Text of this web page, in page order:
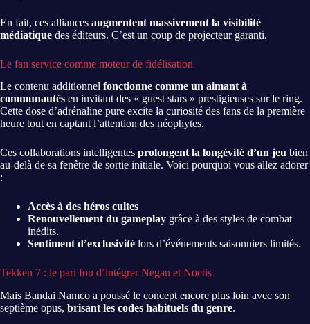
En fait, ces alliances augmentent massivement la visibilité
médiatique des éditeurs. C’est un coup de projecteur garanti.
Le fan service comme moteur de fidélisation
Le contenu additionnel fonctionne comme un aimant à
communautés en invitant des « guest stars » prestigieuses sur le ring.
Cette dose d’adrénaline pure excite la curiosité des fans de la première
heure tout en captant l’attention des néophytes.
Ces collaborations intelligentes prolongent la longévité d’un jeu bien
au-delà de sa fenêtre de sortie initiale. Voici pourquoi vous allez adorer
:
Accès à des héros cultes
Renouvellement du gameplay grâce à des styles de combat
inédits.
Sentiment d’exclusivité lors d’événements saisonniers limités.
Tekken 7 : le pari fou d’intégrer Negan et Noctis
Mais Bandai Namco a poussé le concept encore plus loin avec son
septième opus, brisant les codes habituels du genre.